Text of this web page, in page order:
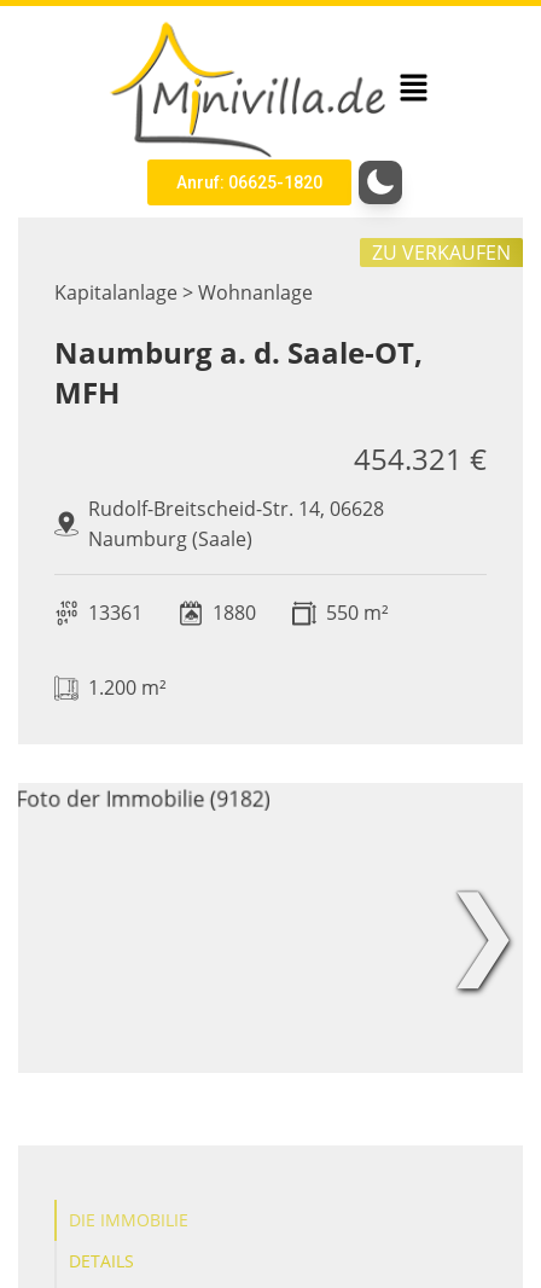
Anruf: 06625-1820
Kapitalanlage > Wohnanlage
ZU VERKAUFEN
Naumburg a. d. Saale-OT,
MFH
Rudolf-Breitscheid-Str. 14, 06628
Naumburg (Saale)
454.321 €
13361 1880 550 m²
1.200 m²
❯
DIE IMMOBILIE
DETAILS